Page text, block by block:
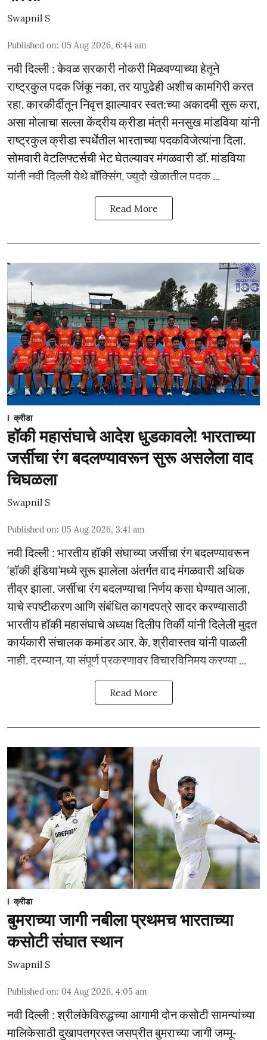
Swapnil S
Published on: 05 Aug 2026, 6:44 am
नवी दिल्ली : केवळ सरकारी नोकरी मिळवण्याच्या हेतूने
राष्ट्रकुल पदक जिंकू नका, तर यापुढेही अशीच कामगिरी करत
रहा. कारकीर्दीतून निवृत्त झाल्यावर स्वत:च्या अकादमी सुरू करा,
असा मोलाचा सल्ला केंद्रीय क्रीडा मंत्री मनसुख मांडविया यांनी
राष्ट्रकुल क्रीडा स्पर्धेतील भारताच्या पदकविजेत्यांना दिला.
सोमवारी वेटलिफ्टर्सची भेट घेतल्यावर मंगळवारी डॉ. मांडविया
यांनी नवी दिल्ली येथे बॉक्सिंग, ज्युदो खेळातील पदक ...
Read More
क्रीडा
हॉकी महासंघाचे आदेश धुडकावले! भारताच्या
जर्सीचा रंग बदलण्यावरून सुरू असलेला वाद
चिघळला
Swapnil S
Published on: 05 Aug 2026, 3:41 am
नवी दिल्ली : भारतीय हॉकी संघाच्या जर्सीचा रंग बदलण्यावरून
‘हॉकी इंडिया’मध्ये सुरू झालेला अंतर्गत वाद मंगळवारी अधिक
तीव्र झाला. जर्सीचा रंग बदलण्याचा निर्णय कसा घेण्यात आला,
याचे स्पष्टीकरण आणि संबंधित कागदपत्रे सादर करण्यासाठी
भारतीय हॉकी महासंघाचे अध्यक्ष दिलीप तिर्की यांनी दिलेली मुदत
कार्यकारी संचालक कमांडर आर. के. श्रीवास्तव यांनी पाळली
नाही. दरम्यान, या संपूर्ण प्रकरणावर विचारविनिमय करण्या ...
Read More
क्रीडा
बुमराच्या जागी नबीला प्रथमच भारताच्या
कसोटी संघात स्थान
Swapnil S
Published on: 04 Aug 2026, 4:05 am
नवी दिल्ली : श्रीलंकेविरुद्धच्या आगामी दोन कसोटी सामन्यांच्या
मालिकेसाठी दुखापतग्रस्त जसप्रीत बुमराच्या जागी जम्मू-